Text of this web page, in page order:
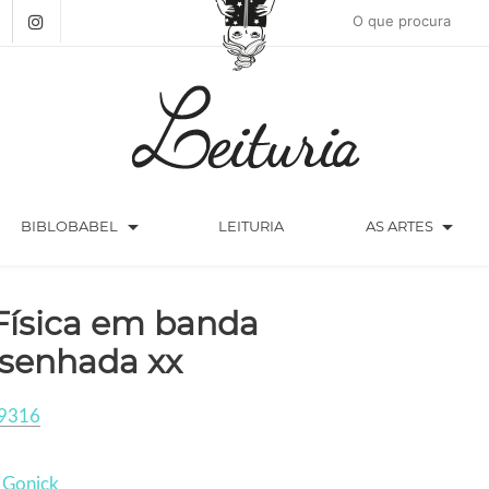
BIBLOBABEL arrow_drop_down LEITURIA AS ARTES arrow_drop_down
em banda
xx
Gonick